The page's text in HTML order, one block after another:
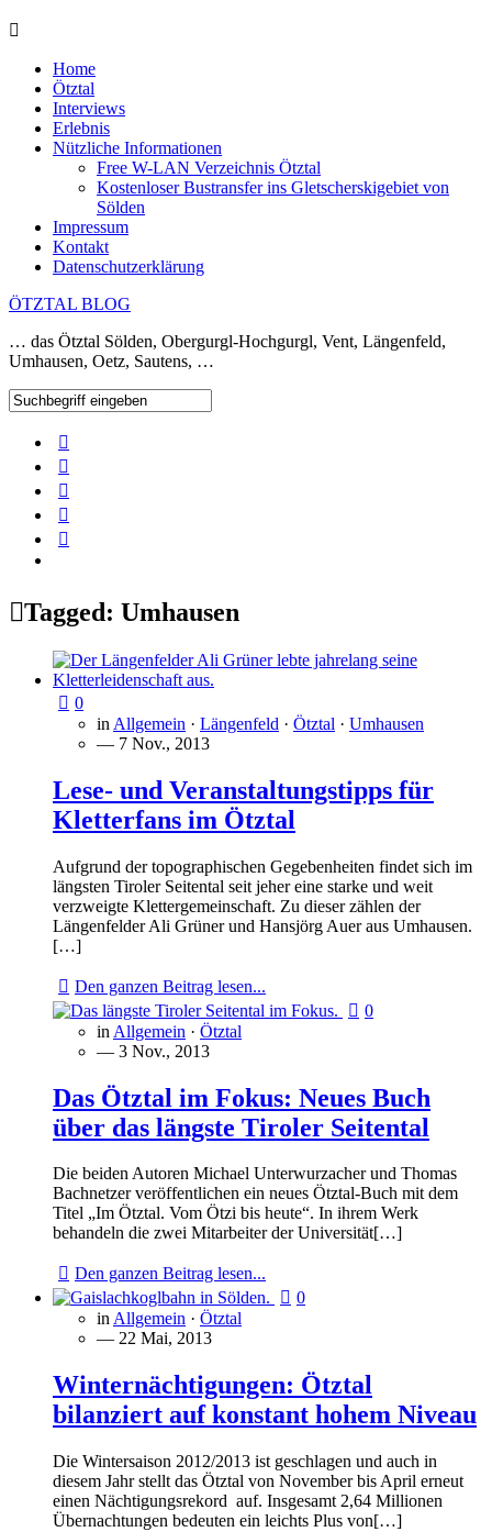
Home
Ötztal
Interviews
Erlebnis
Nützliche Informationen
Free W-LAN Verzeichnis Ötztal
Kostenloser Bustransfer ins Gletscherskigebiet von
Sölden
Impressum
Kontakt
Datenschutzerklärung
ÖTZTAL BLOG
… das Ötztal Sölden, Obergurgl-Hochgurgl, Vent, Längenfeld,
Umhausen, Oetz, Sautens, …
Tagged: Umhausen
0
in Allgemein · Längenfeld · Ötztal · Umhausen
— 7 Nov., 2013
Lese- und Veranstaltungstipps für
Kletterfans im Ötztal
Aufgrund der topographischen Gegebenheiten findet sich im
längsten Tiroler Seitental seit jeher eine starke und weit
verzweigte Klettergemeinschaft. Zu dieser zählen der
Längenfelder Ali Grüner und Hansjörg Auer aus Umhausen.
[…]
Den ganzen Beitrag lesen...
0
in Allgemein · Ötztal
— 3 Nov., 2013
Das Ötztal im Fokus: Neues Buch
über das längste Tiroler Seitental
Die beiden Autoren Michael Unterwurzacher und Thomas
Bachnetzer veröffentlichen ein neues Ötztal-Buch mit dem
Titel „Im Ötztal. Vom Ötzi bis heute“. In ihrem Werk
behandeln die zwei Mitarbeiter der Universität[…]
Den ganzen Beitrag lesen...
0
inAllgemein · Ötztal
— 22 Mai, 2013
Winternächtigungen: Ötztal
bilanziert auf konstant hohem Niveau
Die Wintersaison 2012/2013 ist geschlagen und auch in
diesem Jahr stellt das Ötztal von November bis April erneut
einen Nächtigungsrekord auf. Insgesamt 2,64 Millionen
Übernachtungen bedeuten ein leichts Plus von[…]